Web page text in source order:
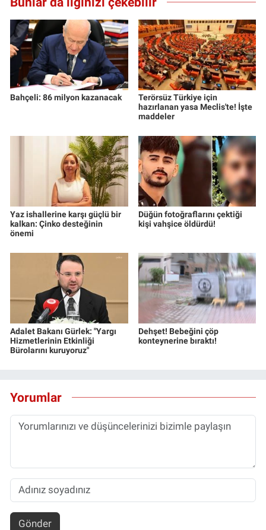
Bahçeli: 86 milyon kazanacak
Terörsüz Türkiye için
hazırlanan yasa Meclis'te! İşte
maddeler
Yaz ishallerine karşı güçlü bir
kalkan: Çinko desteğinin
önemi
Düğün fotoğraflarını çektiği
kişi vahşice öldürdü!
Adalet Bakanı Gürlek: "Yargı
Hizmetlerinin Etkinliği
Bürolarını kuruyoruz"
Dehşet! Bebeğini çöp
konteynerine bıraktı!
Yorumlar
Gönder